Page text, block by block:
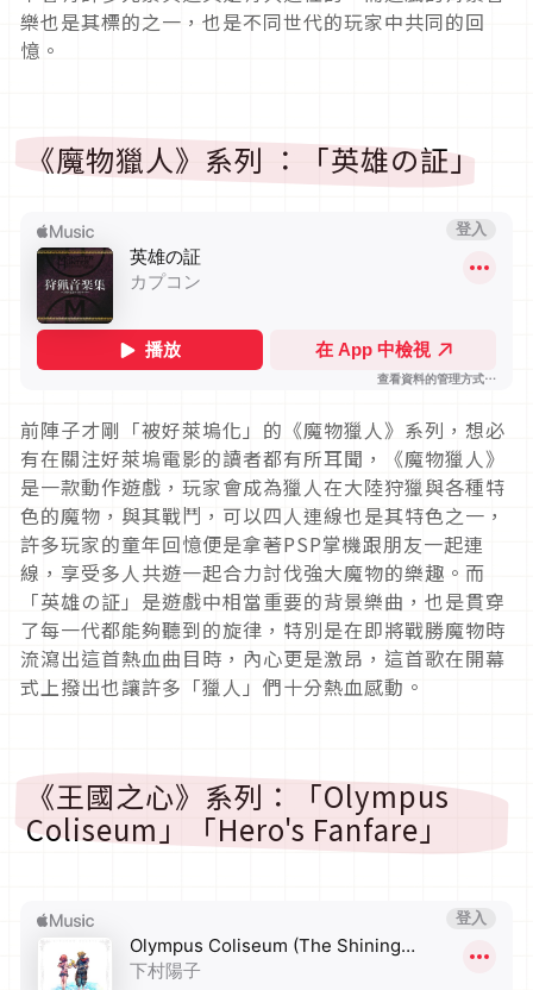
樂也是其標的之一，也是不同世代的玩家中共同的回
憶。
《魔物獵人》系列 ：「英雄の証」
前陣子才剛「被好萊塢化」的《魔物獵人》系列，想必
有在關注好萊塢電影的讀者都有所耳聞，《魔物獵人》
是一款動作遊戲，玩家會成為獵人在大陸狩獵與各種特
色的魔物，與其戰鬥，可以四人連線也是其特色之一，
許多玩家的童年回憶便是拿著PSP掌機跟朋友一起連
線，享受多人共遊一起合力討伐強大魔物的樂趣。而
「英雄の証」是遊戲中相當重要的背景樂曲，也是貫穿
了每一代都能夠聽到的旋律，特別是在即將戰勝魔物時
流瀉出這首熱血曲目時，內心更是激昂，這首歌在開幕
式上撥出也讓許多「獵人」們十分熱血感動。
《王國之心》系列：「Olympus
Coliseum」「Hero's Fanfare」